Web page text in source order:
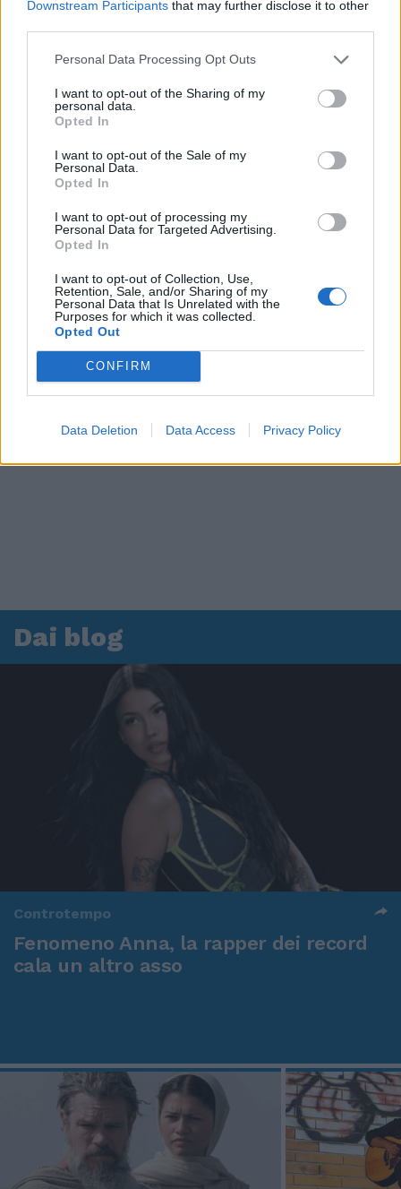
Downstream Participants that may further disclose it to other
Personal Data Processing Opt Outs
I want to opt-out of the Sharing of my
personal data.
Opted In
I want to opt-out of the Sale of my
Personal Data.
Opted In
I want to opt-out of processing my
Personal Data for Targeted Advertising.
Opted In
I want to opt-out of Collection, Use,
Retention, Sale, and/or Sharing of my
Personal Data that Is Unrelated with the
Purposes for which it was collected.
Opted Out
CONFIRM
Data Deletion Data Access Privacy Policy
Dai blog
Controtempo
Fenomeno Anna, la rapper dei record
cala un altro asso